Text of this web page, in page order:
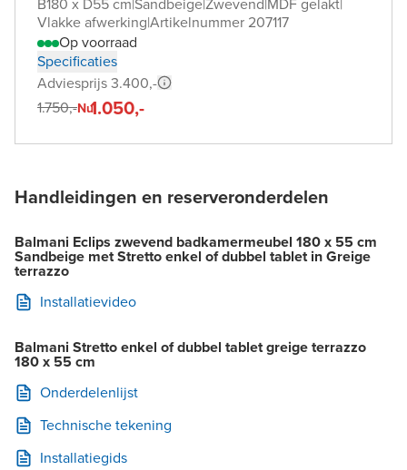
B180 x D55 cm|Sandbeige|Zwevend|MDF gelakt|
Vlakke afwerking|Artikelnummer 207117
Op voorraad
Specificaties
Adviesprijs 3.400,-
1.750,-Nu1.050,-
Handleidingen en reserveronderdelen
Balmani Eclips zwevend badkamermeubel 180 x 55 cm
Sandbeige met Stretto enkel of dubbel tablet in Greige
terrazzo
Installatievideo
Balmani Stretto enkel of dubbel tablet greige terrazzo
180 x 55 cm
Onderdelenlijst
Technische tekening
Installatiegids